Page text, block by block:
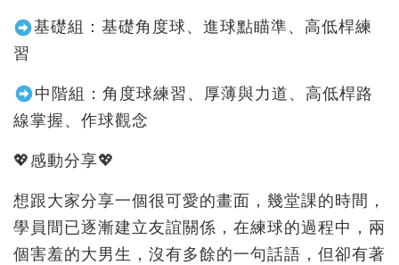
基礎組：基礎角度球、進球點瞄準、高低桿練
習
中階組：角度球練習、厚薄與力道、高低桿路
線掌握、作球觀念
💖感動分享💖
想跟大家分享一個很可愛的畫面，幾堂課的時間，
學員間已逐漸建立友誼關係，在練球的過程中，兩
個害羞的大男生，沒有多餘的一句話語，但卻有著